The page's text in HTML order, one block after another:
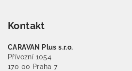
Kontakt
CARAVAN Plus s.r.o.
Přívozní 1054
170 00 Praha 7